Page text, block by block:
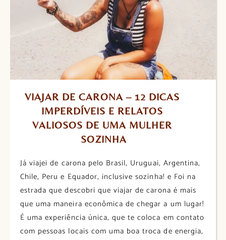
VIAJAR DE CARONA – 12 DICAS
IMPERDÍVEIS E RELATOS
VALIOSOS DE UMA MULHER
SOZINHA
Já viajei de carona pelo Brasil, Uruguai, Argentina,
Chile, Peru e Equador, inclusive sozinha! e Foi na
estrada que descobri que viajar de carona é mais
que uma maneira econômica de chegar a um lugar!
É uma experiência única, que te coloca em contato
com pessoas locais com uma boa troca de energia,